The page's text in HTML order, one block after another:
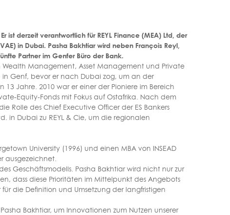
ist derzeit verantwortlich für REYL Finance (MEA) Ltd, der
in Dubai. Pasha Bakhtiar wird neben François Reyl,
Partner im Genfer Büro der Bank.
Management, Asset Management und Private
in Genf, bevor er nach Dubai zog, um an der
Jahre. 2010 war er einer der Pioniere im Bereich
Equity-Fonds mit Fokus auf Ostafrika. Nach dem
Rolle des Chief Executive Officer der ES Bankers
in Dubai zu REYL & Cie, um die regionalen
University (1996) und einen MBA von INSEAD
ausgezeichnet.
Geschäftsmodells. Pasha Bakhtiar wird nicht nur zur
dass diese Prioritäten im Mittelpunkt des Angebots
die Definition und Umsetzung der langfristigen
Bakhtiar, um Innovationen zum Nutzen unserer